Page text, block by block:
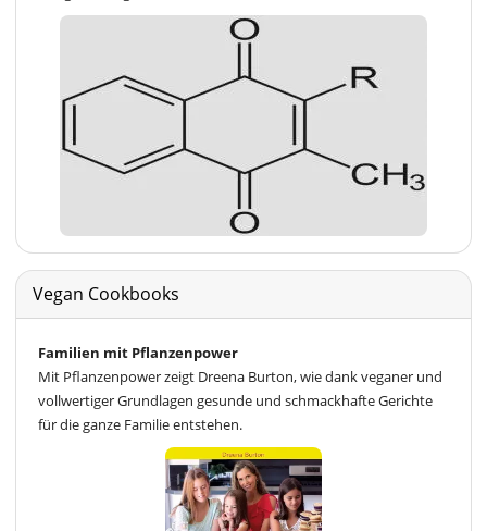
Vegan Cookbooks
Familien mit Pflanzenpower
Mit Pflanzenpower zeigt Dreena Burton, wie dank veganer und
vollwertiger Grundlagen gesunde und schmackhafte Gerichte
für die ganze Familie entstehen.